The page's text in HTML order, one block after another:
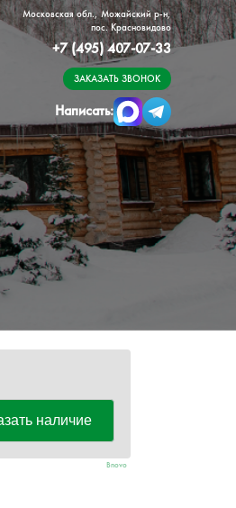
Московская обл., Можайский р-н,
пос. Красновидово
+7 (495) 407-07-33
ЗАКАЗАТЬ ЗВОНОК
Написать:
Bnovo